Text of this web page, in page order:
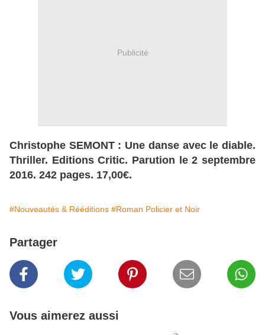
Publicité
Christophe SEMONT : Une danse avec le diable.
Thriller. Editions Critic. Parution le 2 septembre
2016. 242 pages. 17,00€.
#Nouveautés & Rééditions #Roman Policier et Noir
Partager
Vous aimerez aussi